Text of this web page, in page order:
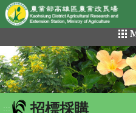
網頁置頂
到
主
要
內
容
區
::: 招標採購